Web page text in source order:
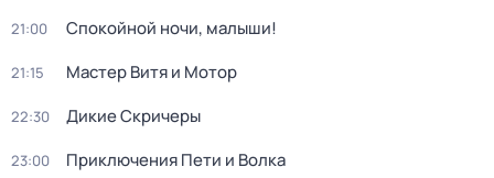
21:00 Спокойной ночи, малыши!
21:15 Мастер Витя и Мотор
22:30 Дикие Скричеры
23:00 Приключения Пети и Волка